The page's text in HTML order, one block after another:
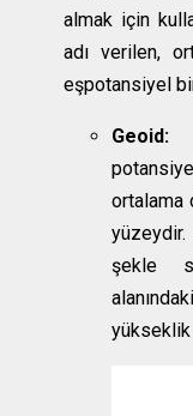
almak için
adı verilen,
eşpotansiyel
Geoid:
ortalama
şekle